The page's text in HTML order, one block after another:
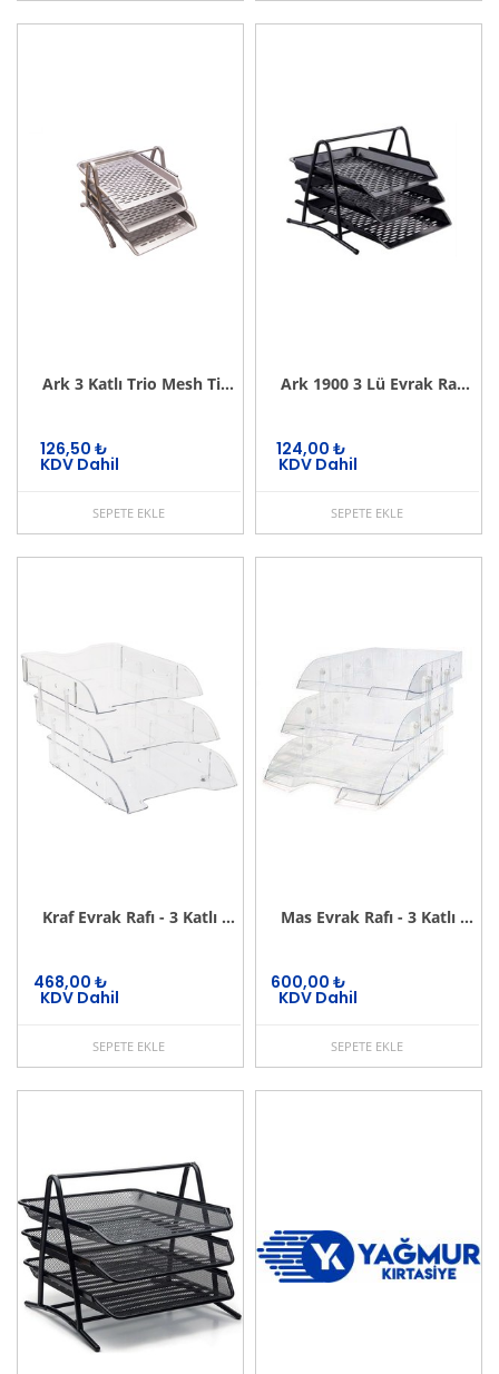
Ark 3 Katlı Trio Mesh Tipi Evrak Rafı
126,50 ₺
KDV Dahil
SEPETE EKLE
Ark 1900 3 Lü Evrak Rafı Plastik
124,00 ₺
KDV Dahil
SEPETE EKLE
Kraf Evrak Rafı - 3 Katlı Mafsallı Set (Şeffaf )
468,00 ₺
KDV Dahil
SEPETE EKLE
Mas Evrak Rafı - 3 Katlı Mafsallı Set (Şeffaf )
600,00 ₺
KDV Dahil
SEPETE EKLE